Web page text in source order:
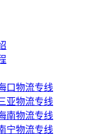
口物流专线
亚物流专线
南物流专线
宁物流专线